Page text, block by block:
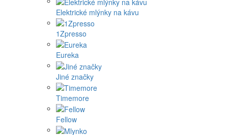
Elektrické mlýnky na kávu
1Zpresso
Eureka
Jiné značky
Timemore
Fellow